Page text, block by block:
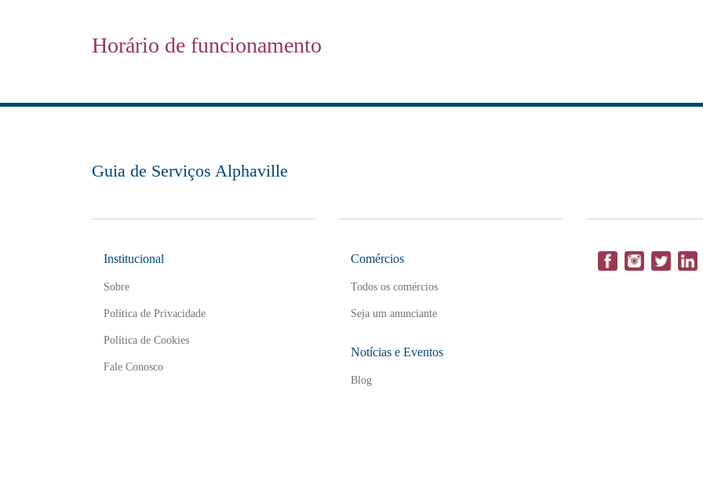
Horário de funcionamento
Guia de Serviços Alphaville
Institucional
Sobre
Política de Privacidade
Política de Cookies
Fale Conosco
Comércios
Todos os comércios
Seja um anunciante
Notícias e Eventos
Blog